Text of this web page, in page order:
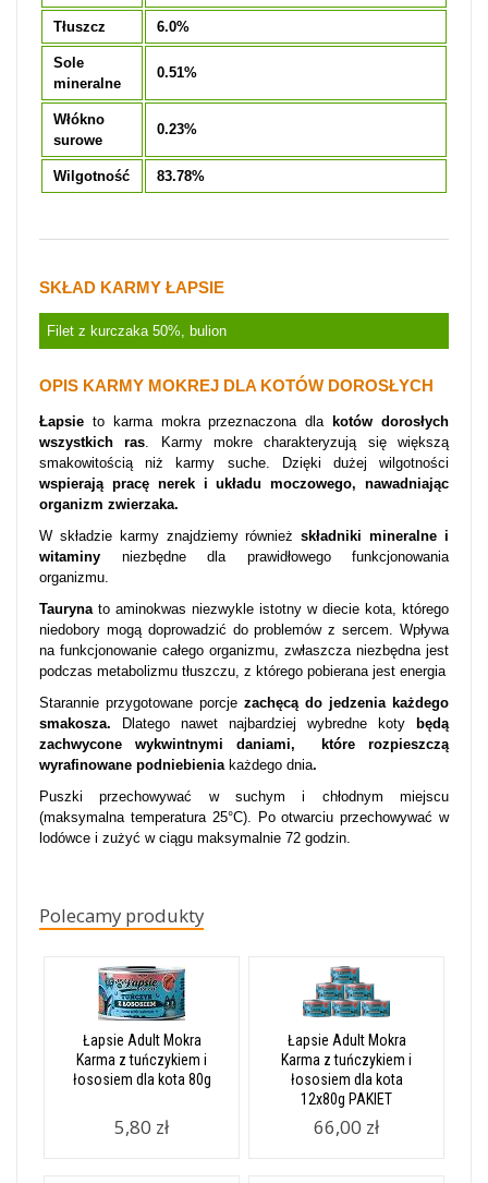
Tłuszcz 6.0%
Sole
mineralne
0.51%
Włókno
surowe
0.23%
Wilgotność 83.78%
SKŁAD KARMY ŁAPSIE
Filet z kurczaka 50%, bulion
OPIS KARMY MOKREJ DLA KOTÓW DOROSŁYCH
Łapsie to karma mokra przeznaczona dla kotów dorosłych
wszystkich ras. Karmy mokre charakteryzują się większą
smakowitością niż karmy suche. Dzięki dużej wilgotności
wspierają pracę nerek i układu moczowego, nawadniając
organizm zwierzaka.
W składzie karmy znajdziemy równieżskładniki mineralne i
witaminy niezbędne dla prawidłowego funkcjonowania
organizmu.
Tauryna to aminokwas niezwykle istotny w diecie kota, którego
niedobory mogą doprowadzić do problemów z sercem. Wpływa
na funkcjonowanie całego organizmu, zwłaszcza niezbędna jest
podczas metabolizmu tłuszczu, z którego pobierana jest energia
Starannie przygotowane porcje zachęcą do jedzenia każdego
smakosza. Dlatego nawet najbardziej wybredne koty
będą
zachwycone wykwintnymi daniami, które rozpieszczą
wyrafinowane podniebieniakażdego dnia.
Puszki przechowywać w suchym i chłodnym miejscu
(maksymalna temperatura 25°C). Po otwarciu przechowywać w
lodówce i zużyć w ciągu maksymalnie 72 godzin.
Polecamy produkty
Łapsie Adult Mokra
Karma z tuńczykiem i
łososiem dla kota 80g
5,80 zł
Łapsie Adult Mokra
Karma z tuńczykiem i
łososiem dla kota
12x80g PAKIET
66,00 zł